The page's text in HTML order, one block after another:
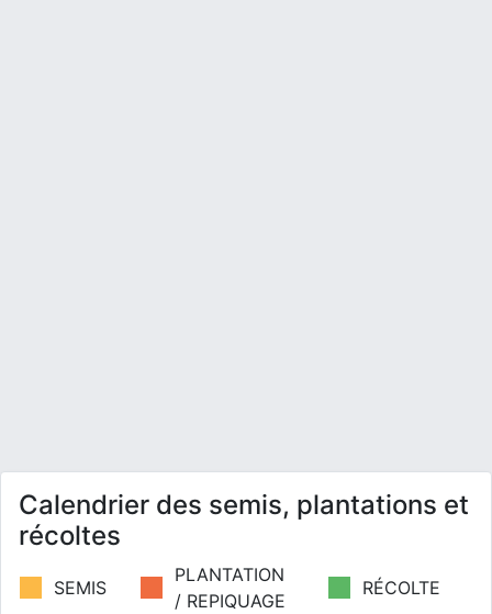
Calendrier des semis, plantations et
récoltes
SEMIS
PLANTATION
/ REPIQUAGE
RÉCOLTE